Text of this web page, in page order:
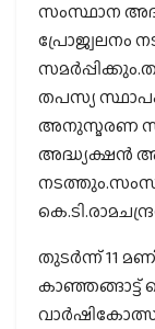
സംസ്ഥാന
പ്രോജ്വലനം
തപസ്യ
അനുസ്മരണ
അദ്ധ്യക്ഷൻ
തുടർന്ന് 11
കാഞ്ഞങ്ങാട്ട്